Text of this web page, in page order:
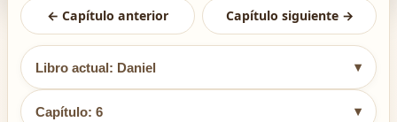
← Capítulo anterior Capítulo siguiente →
Libro actual: Daniel ▾
Capítulo: 6 ▾